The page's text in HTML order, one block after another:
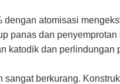
atomisasi
panas dan
dan
berkurang.